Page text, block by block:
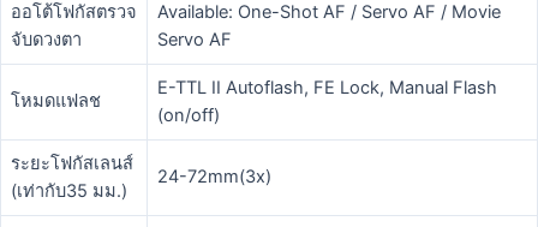
ออโต้โฟกัสตรวจ
จับดวงตา
Available: One-Shot AF / Servo AF / Movie
Servo AF
โหมดแฟลช
E-TTL II Autoflash, FE Lock, Manual Flash
(on/off)
ระยะโฟกัสเลนส์
(เท่ากับ35 มม.)
24-72mm(3x)